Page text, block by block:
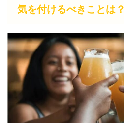
気を付けるべきことは？